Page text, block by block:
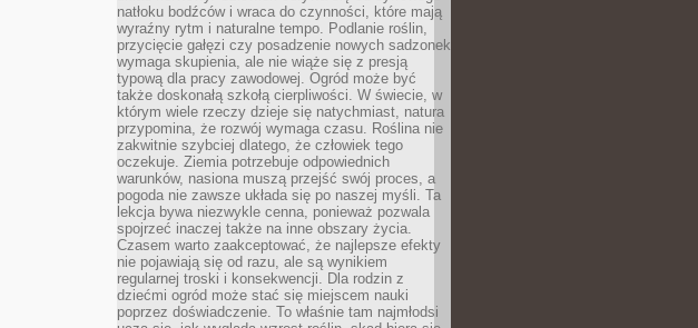
natłoku bodźców i wraca do czynności, które mają
wyraźny rytm i naturalne tempo. Podlanie roślin,
przycięcie gałęzi czy posadzenie nowych sadzonek
wymaga skupienia, ale nie wiąże się z presją
typową dla pracy zawodowej. Ogród może być
także doskonałą szkołą cierpliwości. W świecie, w
którym wiele rzeczy dzieje się natychmiast, natura
przypomina, że rozwój wymaga czasu. Roślina nie
zakwitnie szybciej dlatego, że człowiek tego
oczekuje. Ziemia potrzebuje odpowiednich
warunków, nasiona muszą przejść swój proces, a
pogoda nie zawsze układa się po naszej myśli. Ta
lekcja bywa niezwykle cenna, ponieważ pozwala
spojrzeć inaczej także na inne obszary życia.
Czasem warto zaakceptować, że najlepsze efekty
nie pojawiają się od razu, ale są wynikiem
regularnej troski i konsekwencji. Dla rodzin z
dziećmi ogród może stać się miejscem nauki
poprzez doświadczenie. To właśnie tam najmłodsi